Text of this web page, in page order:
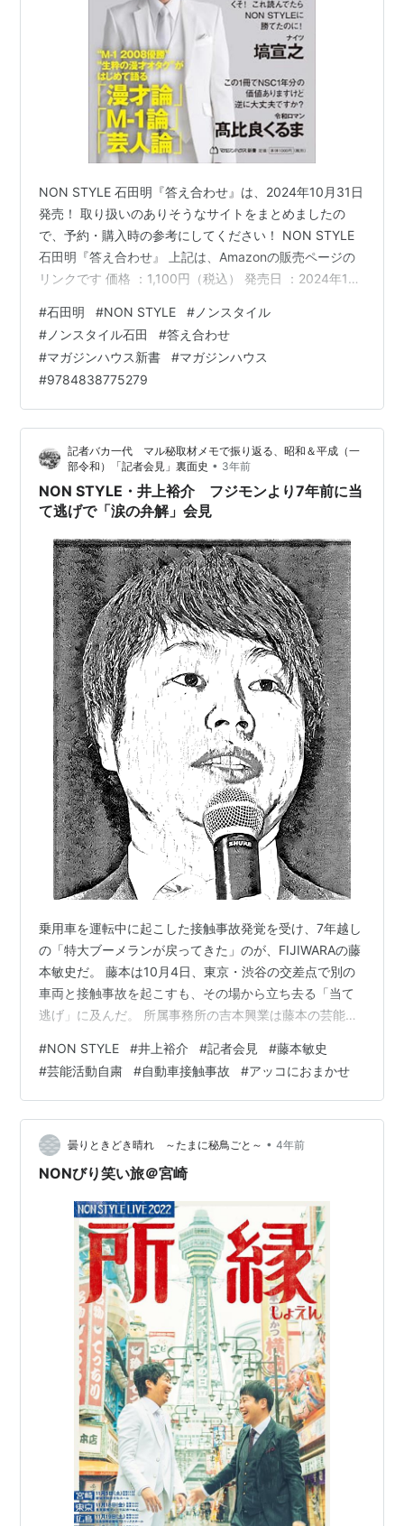
NON STYLE 石田明『答え合わせ』は、2024年10月31日
発売！ 取り扱いのありそうなサイトをまとめましたの
で、予約・購入時の参考にしてください！ NON STYLE
石田明『答え合わせ』 上記は、Amazonの販売ページの
リンクです 価格 ：1,100円（税込） 発売日 ：2024年10
9784838775279 Amazon e-hon HMV&BOOKS online
紀伊國屋書店ウェブストア セブンネットショッピング タ
ワーレコードオンライン TSUTAYAオンラインショッピン
グ Neowing ホンヤクラブ Yahoo!ショッピ…
#石田明 #NON STYLE # ノンスタイル
# ノンスタイル石田 #答え合わせ
#マガジンハウス新書 #マガジンハウス
#9784838775279
記者バカ一代 マル秘取材メモで振り返る、昭和＆平成（一
部令和）「記者会見」裏面史 • 3年前
NON STYLE・井上裕介 フジモンより7年前に当
て逃げで「涙の弁解」会見
乗用車を運転中に起こした接触事故発覚を受け、7年越し
の「特大ブーメランが戻ってきた」のが、FIJIWARAの藤
本敏史だ。 藤本は10月4日、東京・渋谷の交差点で別の
車両と接触事故を起こすも、その場から立ち去る「当て
逃げ」に及んだ。 所属事務所の吉本興業は藤本の芸能活
で蒸し返されたのが、かつての藤本の発言だった。 2016
年12月、NON STYLEの井上裕介が自動車を運転中にタク
シーに衝突。 井上は現場を離れ、その後、過失運転致傷
や道路交通法違反で書類送検された。 当時、藤本は井上
の当て逃げに対し、ネット番組でこう苦言を呈してい
る。 「なんで車…
#NON STYLE #井上裕介 #記者会見 #藤本敏史
#芸能活動自粛 #自動車接触事故 #アッコにおまかせ
曇りときどき晴れ ～たまに秘鳥ごと～ • 4年前
NONびり笑い旅＠宮崎